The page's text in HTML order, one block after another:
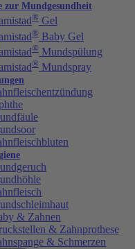
zur Mundgesundheit
® Gel
® Baby Gel
® Mundspülung
® Mundspray
& Zahnen
& Zahnprothese
& Schmerzen